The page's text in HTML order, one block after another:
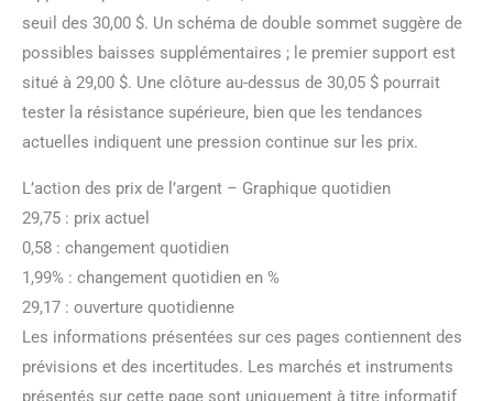
seuil des 30,00 $. Un schéma de double sommet suggère de
possibles baisses supplémentaires ; le premier support est
situé à 29,00 $. Une clôture au-dessus de 30,05 $ pourrait
tester la résistance supérieure, bien que les tendances
actuelles indiquent une pression continue sur les prix.
L’action des prix de l’argent – Graphique quotidien
29,75 : prix actuel
0,58 : changement quotidien
1,99% : changement quotidien en %
29,17 : ouverture quotidienne
Les informations présentées sur ces pages contiennent des
prévisions et des incertitudes. Les marchés et instruments
présentés sur cette page sont uniquement à titre informatif